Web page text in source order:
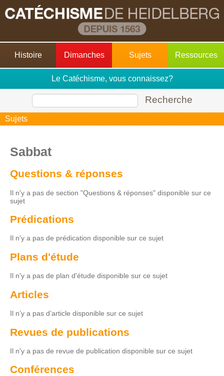
Histoire Dimanches Sujets Ressources
Le Catéchisme, vous connaissez?
Recherche
Sujets
Sabbat
Questions & réponses
Il n'y a pas de section "Questions & réponses" disponible sur ce
sujet
Prédications
Il n'y a pas de prédication disponible sur ce sujet
Plans d'étude
Il n'y a pas de plan d'étude disponible sur ce sujet
Articles
Il n’y a pas d’article disponible sur ce sujet
Revues de publications
Il n'y a pas de revue de publication disponible sur ce sujet
Conférences